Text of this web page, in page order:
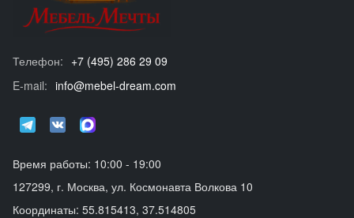
Телефон: +7 (495) 286 29 09
E-mail: info@mebel-dream.com
Время работы: 10:00 - 19:00
127299, г. Москва, ул. Космонавта Волкова 10
Координаты: 55.815413, 37.514805